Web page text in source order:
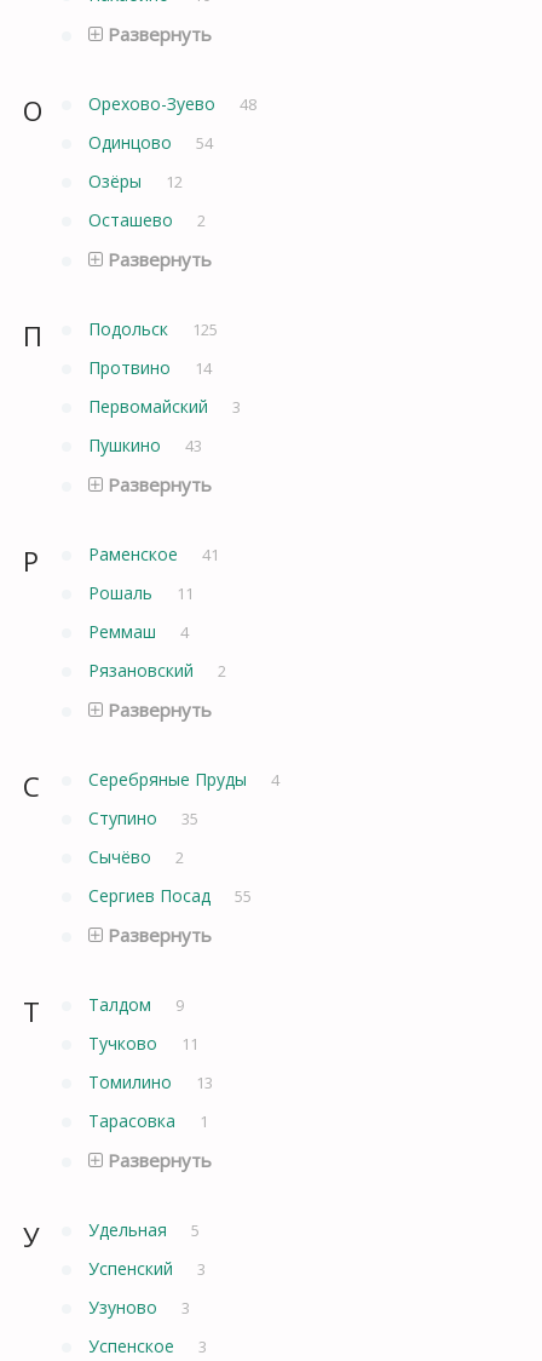
Развернуть
О Орехово-Зуево 48
Одинцово 54
Озёры 12
Осташево 2
Развернуть
П Подольск 125
Протвино 14
Первомайский 3
Пушкино 43
Развернуть
Р Раменское 41
Рошаль 11
Реммаш 4
Рязановский 2
Развернуть
С Серебряные Пруды 4
Ступино 35
Сычёво 2
Сергиев Посад 55
Развернуть
Т Талдом 9
Тучково 11
Томилино 13
Тарасовка 1
Развернуть
У Удельная 5
Успенский 3
Узуново 3
Успенское 3